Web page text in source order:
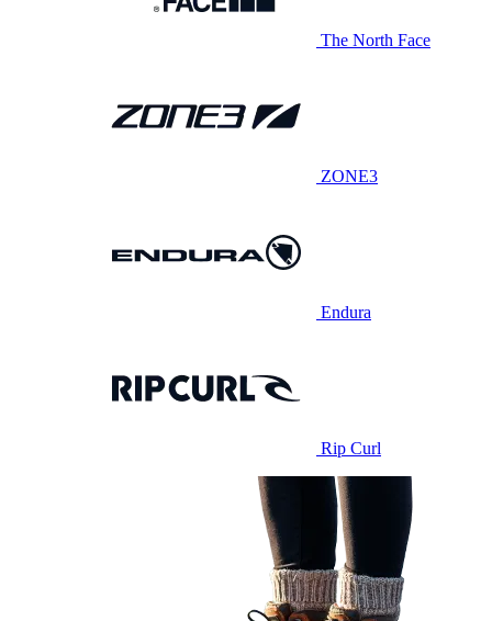
The North Face
ZONE3
Endura
Rip Curl